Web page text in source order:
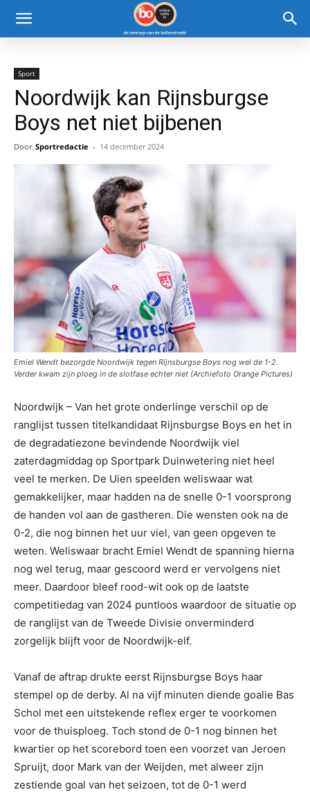
Sport
Noordwijk kan Rijnsburgse
Boys net niet bijbenen
Door Sportredactie - 14 december 2024
Emiel Wendt bezorgde Noordwijk tegen Rijnsburgse Boys nog wel de 1-2.
Verder kwam zijn ploeg in de slotfase echter niet (Archiefoto Orange Pictures)
Noordwijk – Van het grote onderlinge verschil op de
ranglijst tussen titelkandidaat Rijnsburgse Boys en het in
de degradatiezone bevindende Noordwijk viel
zaterdagmiddag op Sportpark Duinwetering niet heel
veel te merken. De Uien speelden weliswaar wat
gemakkelijker, maar hadden na de snelle 0-1 voorsprong
de handen vol aan de gastheren. Die wensten ook na de
0-2, die nog binnen het uur viel, van geen opgeven te
weten. Weliswaar bracht Emiel Wendt de spanning hierna
nog wel terug, maar gescoord werd er vervolgens niet
meer. Daardoor bleef rood-wit ook op de laatste
competitiedag van 2024 puntloos waardoor de situatie op
de ranglijst van de Tweede Divisie onverminderd
zorgelijk blijft voor de Noordwijk-elf.
Vanaf de aftrap drukte eerst Rijnsburgse Boys haar
stempel op de derby. Al na vijf minuten diende goalie Bas
Schol met een uitstekende reflex erger te voorkomen
voor de thuisploeg. Toch stond de 0-1 nog binnen het
kwartier op het scorebord toen een voorzet van Jeroen
Spruijt, door Mark van der Weijden, met alweer zijn
zestiende goal van het seizoen, tot de 0-1 werd